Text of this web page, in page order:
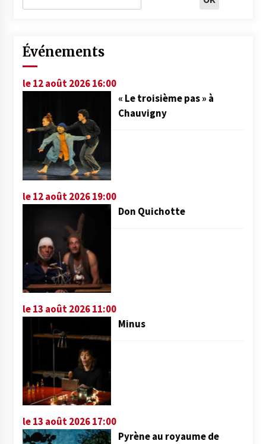
Événements
le 12 août 2026 16:00
« Le troisième pas » à
Chauvigny
le 12 août 2026 19:00
Don Quichotte
le 13 août 2026 11:00
Minus
le 13 août 2026 17:00
Pyrène au royaume de